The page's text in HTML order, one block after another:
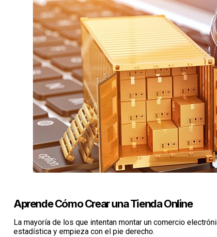
Aprende Cómo Crear una Tienda Online
La mayoría de los que intentan montar un comercio
estadística y empieza con el pie derecho.